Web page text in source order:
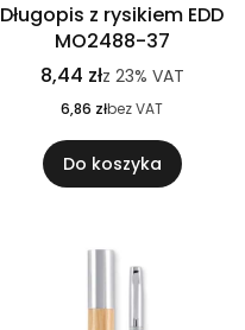
Długopis z rysikiem EDD
MO2488-37
8,44 złz 23% VAT
6,86 złbez VAT
Do koszyka